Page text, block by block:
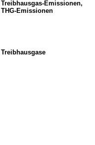
Treibhausgas-Emissionen,
THG-Emissionen
Treibhausgase